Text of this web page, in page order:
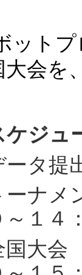
ット
大会を
ケジュ
ータ
ーナ
～１
国